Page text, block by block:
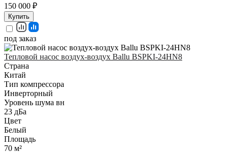
150 000 ₽
Купить
под заказ
Тепловой насос воздух-воздух Ballu BSPKI-24HN8
Страна
Китай
Тип компрессора
Инверторный
Уровень шума вн
23 дБа
Цвет
Белый
Площадь
70 м²